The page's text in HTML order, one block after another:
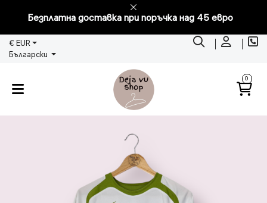
Безплатна доставка при поръчка над 45 евро
€ EUR
Български
0